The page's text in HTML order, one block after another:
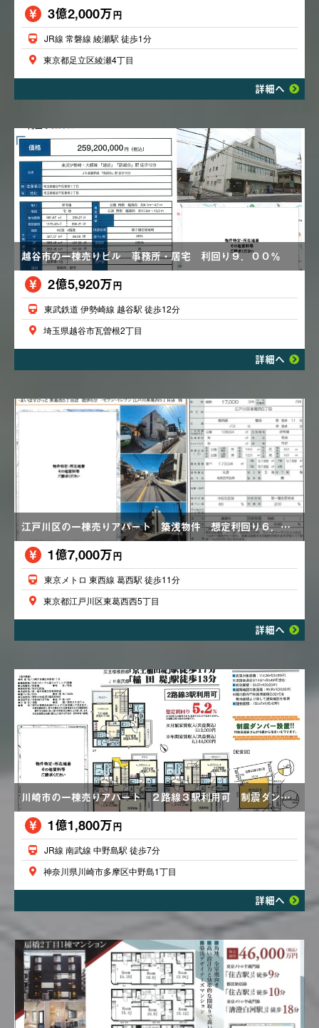
3億2,000万円
JR線 常磐線 綾瀬駅 徒歩1分
東京都足立区綾瀬4丁目
詳細へ
越谷市の一棟売りビル 事務所・居宅 利回り９．００％
2億5,920万円
東武鉄道 伊勢崎線 越谷駅 徒歩12分
埼玉県越谷市瓦曽根2丁目
詳細へ
江戸川区の一棟売りアパート 築浅物件 想定利回り６．９８％ 満室賃貸中
1億7,000万円
東京メトロ 東西線 葛西駅 徒歩11分
東京都江戸川区東葛西西5丁目
詳細へ
川崎市の一棟売りアパート ２路線３駅利用可 制震ダンパー設置
1億1,800万円
JR線 南武線 中野島駅 徒歩7分
神奈川県川崎市多摩区中野島1丁目
詳細へ